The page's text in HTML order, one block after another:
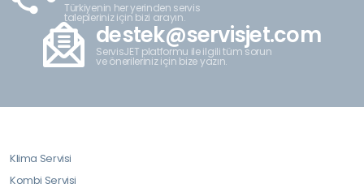
Türkiyenin her yerinden servis
talepleriniz için bizi arayın.
destek@servisjet.com
ServisJET platformu ile ilgili tüm sorun
ve önerileriniz için bize yazın.
Klima Servisi
Kombi Servisi